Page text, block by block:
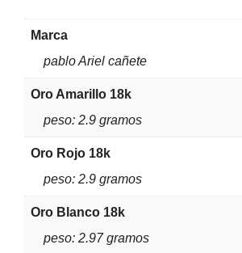
Marca
pablo Ariel cañete
Oro Amarillo 18k
peso: 2.9 gramos
Oro Rojo 18k
peso: 2.9 gramos
Oro Blanco 18k
peso: 2.97 gramos